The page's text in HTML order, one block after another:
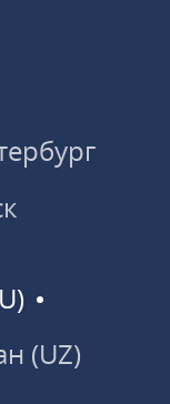
(UZ)